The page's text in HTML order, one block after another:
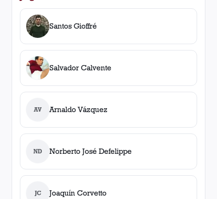
Santos Gioffré
Salvador Calvente
AV Arnaldo Vázquez
ND Norberto José Defelippe
JC Joaquín Corvetto